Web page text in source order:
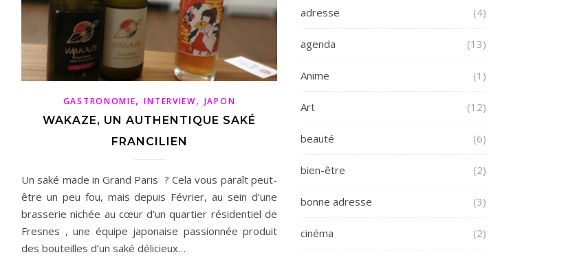
GASTRONOMIE,INTERVIEW, JAPON
WAKAZE, UN AUTHENTIQUE SAKÉ
FRANCILIEN
Un saké made in Grand Paris ? Cela vous paraît peut-
être un peu fou, mais depuis Février, au sein d’une
brasserie nichée au cœur d’un quartier résidentiel de
Fresnes , une équipe japonaise passionnée produit
des bouteilles d’un saké délicieux…
adresse (4)
agenda (13)
Anime (1)
Art (12)
beauté (6)
bien-être (2)
bonne adresse (3)
cinéma (2)